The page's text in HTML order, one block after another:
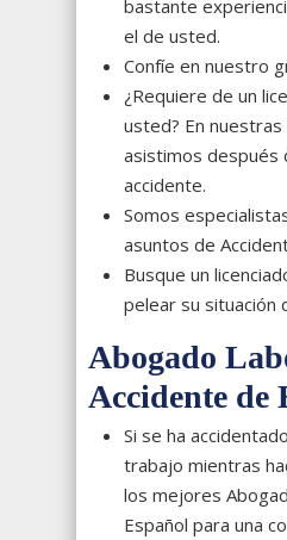
bastante
el de usted.
Confíe en nuestro
¿Requiere de un
usted? En
asistimos después
accidente.
Somos
asuntos de
Busque un
pelear su situación
Abogado
Accidente de
Si se ha
trabajo mientras
los mejores
Español para una